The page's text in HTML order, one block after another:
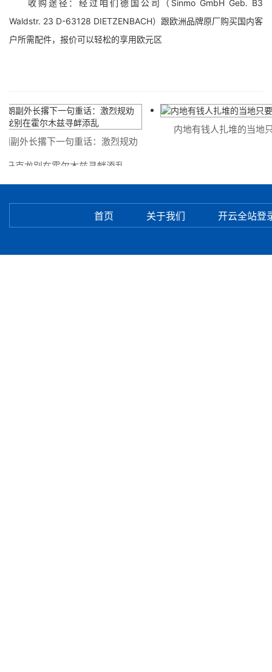
收购途径：经过咱们德国公司（Sinmo GmbH Geb. B3
Waldstr. 23 D-63128 DIETZENBACH）跟欧洲品牌原厂购买国内客
户所需配件，报价可以轻松的享用欧元区
副外长撂下一句重话：激烈规劝
克龙别在霍尔木兹寻衅添乱
内地有钱人扎堆的当地只
首页 关于我们 开云全站登